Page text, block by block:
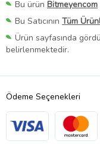
Bu ürün Bitmeyencom
Bu Satıcının Tüm
Ürün sayfasında
belirlenmektedir.
Ödeme Seçenekleri